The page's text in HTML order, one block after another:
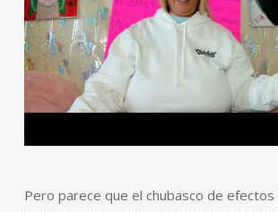
Pero parece que el chubasco de